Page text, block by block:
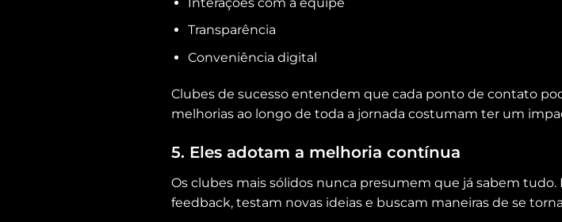
Transparência
Conveniência digital
Clubes de sucesso entendem que cada ponto de contato
melhorias ao longo de toda a jornada costumam ter um
5. Eles adotam a melhoria contínua
Os clubes mais sólidos nunca presumem que já sabem
feedback, testam novas ideias e buscam maneiras de se